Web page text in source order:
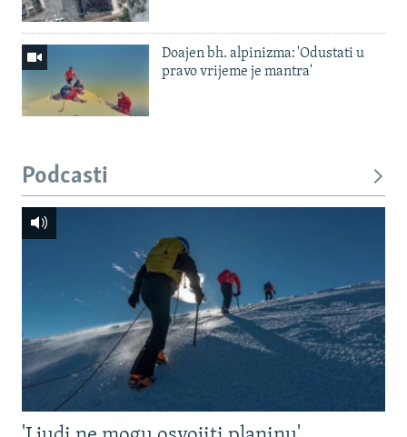
Doajen bh. alpinizma: 'Odustati u
pravo vrijeme je mantra'
Podcasti